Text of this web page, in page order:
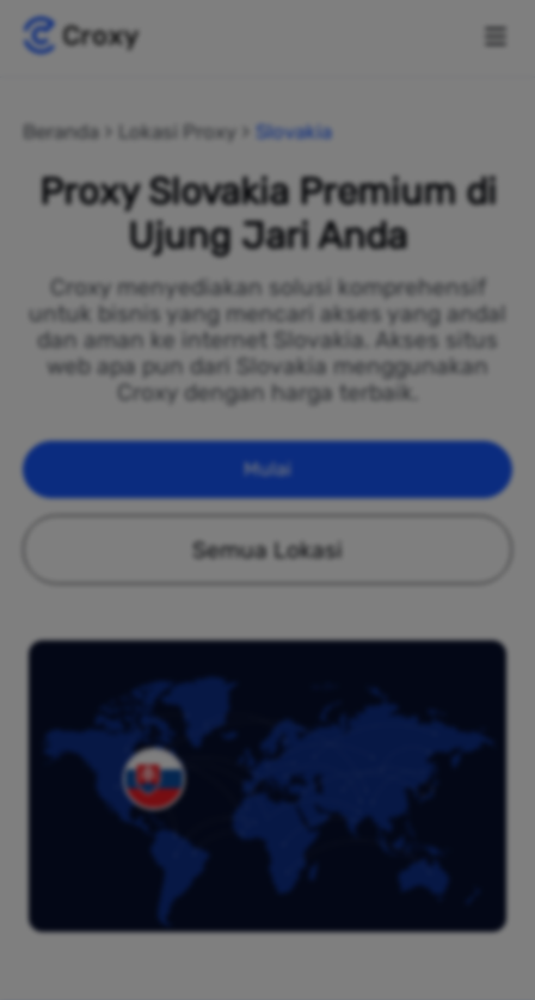
Beranda Lokasi Proxy Slovakia
Proxy Slovakia Premium di
Ujung Jari Anda
Croxy menyediakan solusi komprehensif
untuk bisnis yang mencari akses yang andal
dan aman ke internet Slovakia. Akses situs
web apa pun dari Slovakia menggunakan
Croxy dengan harga terbaik.
Mulai
Semua Lokasi